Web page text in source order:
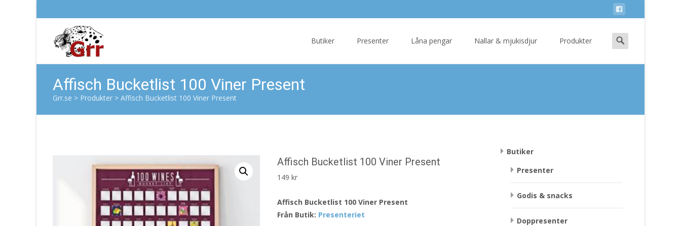
Butiker Presenter Låna pengar Nallar & mjukisdjur Produkter
Search
for:
Affisch Bucketlist 100 Viner Present
Grr.se > Produkter > Affisch Bucketlist 100 Viner Present
Affisch Bucketlist 100 Viner Present
149kr
Affisch Bucketlist 100 Viner Present
Från Butik: Presenteriet
Butiker
Presenter
Godis & snacks
Doppresenter